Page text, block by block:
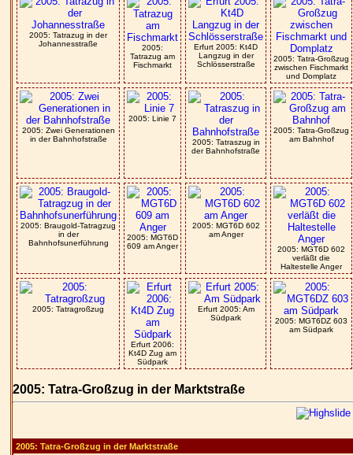
2005: Tatrazug in der
Johannesstraße
2005:
Tatrazug am
Fischmarkt
Erfurt 2005: Kt4D
Langzug in der
Schlösserstraße
2005: Tatra-Großzug
zwischen Fischmarkt
und Domplatz
2005: Zwei Generationen
in der Bahnhofstraße
2005: Linie 7
2005: Tatraszug in
der Bahnhofstraße
2005: Tatra-Großzug
am Bahnhof
2005: Braugold-Tatragzug
in der
Bahnhofsunerführung
2005: MGT6D
609 am Anger
2005: MGT6D 602
am Anger
2005: MGT6D 602
verläßt die
Haltestelle Anger
2005: Tatragroßzug
Erfurt 2006:
Kt4D Zug am
Südpark
Erfurt 2005: Am
Südpark
2005: MGT6DZ 603
am Südpark
2005: Tatra-Großzug in der Marktstraße
2005: Tatra-Großzug in der Marktstraße